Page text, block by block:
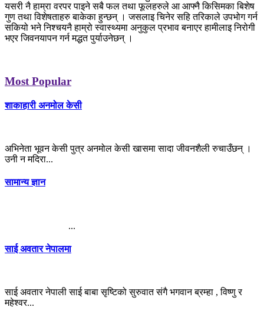
यसरी नै हाम्रा वरपर पाइने सबै फल तथा फूलहरुले आ आफ्नै किसिमका बिशेष
गुण तथा विशेषताहरु बाकेका हुन्छन् । जसलाइ चिनेर सहि तरिकाले उपभोग गर्न
सकियो भने निश्चयनै हाम्रो स्वास्थ्यमा अनुकुल प्रभाव बनाएर हामीलाइ निरोगी
भएर जिवनयापन गर्न मद्धत पुर्याउनेछन् ।
Most Popular
शाकाहारी अनमोल केसी
अभिनेता भूवन केसी पुत्र अनमोल केसी खासमा सादा जीवनशैली रुचाउँछन् ।
उनी न मदिरा...
सामान्य ज्ञान
...
साई अवतार नेपालमा
साई अवतार नेपाली साई बाबा सृष्टिको सुरुवात संगै भगवान ब्रम्हा , विष्णु र
महेश्वर...